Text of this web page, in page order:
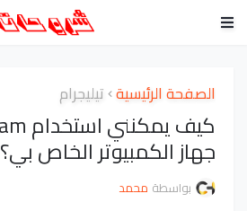
الصفحة الرئيسية تيليجرام
جهاز الكمبيوتر الخاص بي؟
بواسطة محمد